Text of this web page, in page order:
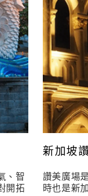
、智
開拓
新加坡
讚美廣場
時也是新